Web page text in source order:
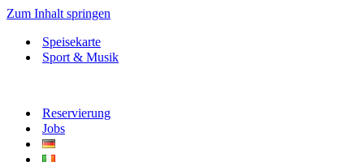
Zum Inhalt springen
Speisekarte
Sport & Musik
Reservierung
Jobs